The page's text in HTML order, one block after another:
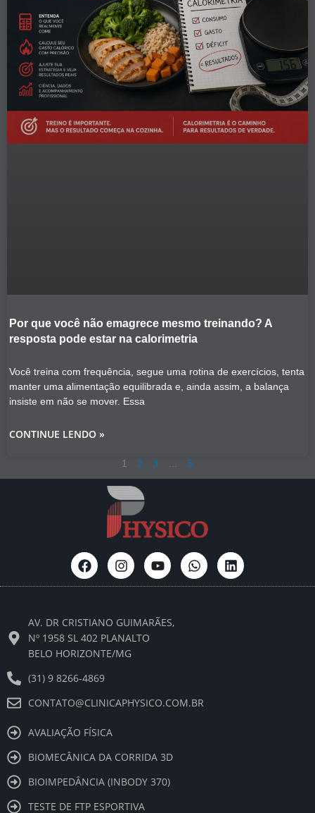
Por que você não emagrece mesmo treinando? A
resposta pode estar na calorimetria
Você treina com frequência, segue uma rotina de exercícios, tenta
manter uma alimentação equilibrada e, ainda assim, a balança
insiste em não se mover. Essa
CONTINUE LENDO »
1 2 3 5
F
a
c
o
o
k
I
n
s
g
r
a
Y
o
u
b
W
h
a
L
i
n
AV. DR CRISTIANO GUIMARÃES,
Nº 1958 SL 402 PLANALTO
BELO HORIZONTE/MG
(31) 9 8266-4869
CONTATO@CLINICAPHYSICO.COM.BR
AVALIAÇÃO FÍSICA
BIOMECÂNICA DA CORRIDA 3D
BIOIMPEDÂNCIA (INBODY 370)
TESTE DE FTP ESPORTIVA